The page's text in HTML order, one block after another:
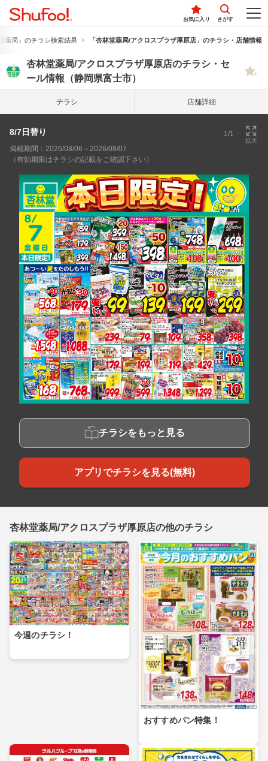
お気に入り さがす
薬局」のチラシ検索結果 「杏林堂薬局/アクロスプラザ厚原店」のチラシ・店舗情報
杏林堂薬局/アクロスプラザ厚原店のチラシ・セ
ール情報（静岡県富士市）
チラシ 店舗詳細
8/7日替り 1/1
拡大
掲載期間：2026/08/06～2026/08/07
（有効期限はチラシの記載をご確認下さい）
チラシをもっと見る
アプリでチラシを見る(無料)
杏林堂薬局/アクロスプラザ厚原店の他のチラシ
今週のチラシ！
おすすめパン特集！